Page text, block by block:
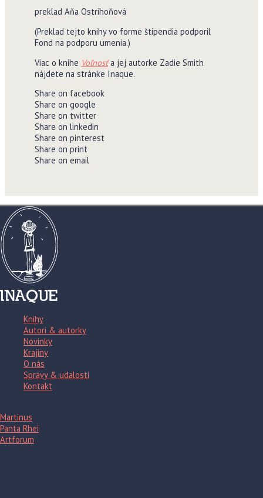
preklad Aňa Ostrihoňová
(Preklad tejto knihy vo forme štipendia podporil
Fond na podporu umenia.)
Viac o knihe Voľnosť a jej autorke Zadie Smith
nájdete na stránke Inaque.
Share on facebook
Share on google
Share on twitter
Share on linkedin
Share on pinterest
Share on print
Share on email
Knihy
Autori & autorky
Novinky
Krajiny
O nás
Správy & udalosti
Kontakt
Martinus
Panta Rhei
Artforum